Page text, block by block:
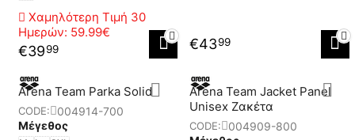
Χαμηλότερη Τιμή 30
Ημερών: 59.99€
€3999 €4399
Arena Team Parka Solid
CODE:
004914-700
Μέγεθος
Arena Team Jacket Panel
Unisex Ζακέτα
CODE:
004909-800